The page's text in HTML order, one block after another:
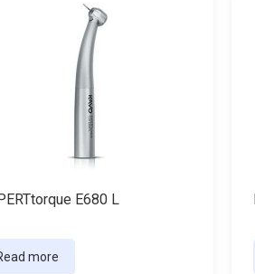
E680 L
more